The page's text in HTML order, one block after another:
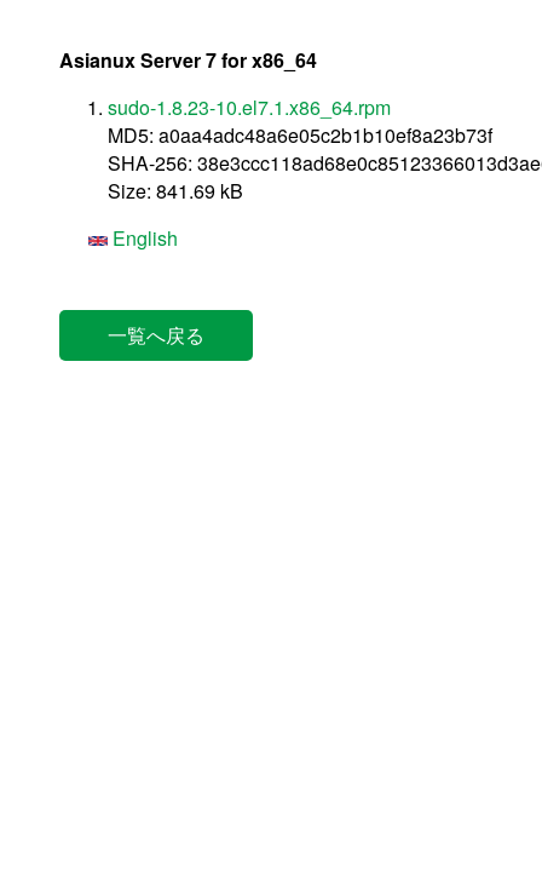
Asianux Server 7 for x86_64
sudo-1.8.23-10.el7.1.x86_64.rpm
MD5: a0aa4adc48a6e05c2b1b10ef8a23b73f
SHA-256:
Size: 841.69 kB
English
一覧へ戻る